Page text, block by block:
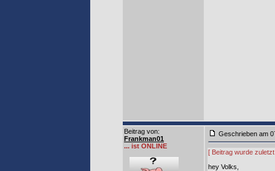
Beitrag von:
Frankman01
... ist ONLINE
Geschrieben am
[ Beitrag wurde
hey Volks,